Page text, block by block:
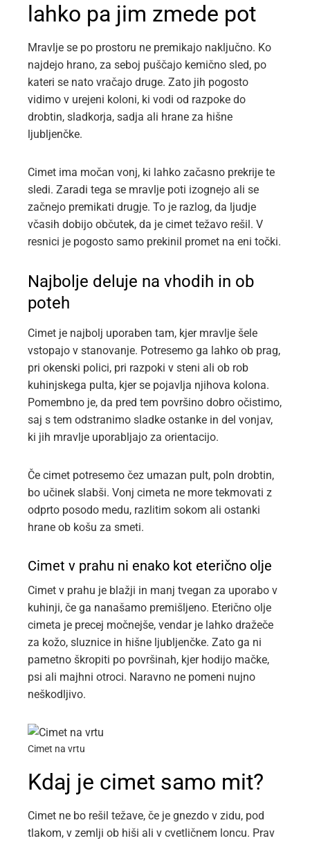
lahko pa jim zmede pot
Mravlje se po prostoru ne premikajo naključno. Ko
najdejo hrano, za seboj puščajo kemično sled, po
kateri se nato vračajo druge. Zato jih pogosto
vidimo v urejeni koloni, ki vodi od razpoke do
drobtin, sladkorja, sadja ali hrane za hišne
ljubljenčke.
Cimet ima močan vonj, ki lahko začasno prekrije te
sledi. Zaradi tega se mravlje poti izognejo ali se
začnejo premikati drugje. To je razlog, da ljudje
včasih dobijo občutek, da je cimet težavo rešil. V
resnici je pogosto samo prekinil promet na eni točki.
Najbolje deluje na vhodih in ob
poteh
Cimet je najbolj uporaben tam, kjer mravlje šele
vstopajo v stanovanje. Potresemo ga lahko ob prag,
pri okenski polici, pri razpoki v steni ali ob rob
kuhinjskega pulta, kjer se pojavlja njihova kolona.
Pomembno je, da pred tem površino dobro očistimo,
saj s tem odstranimo sladke ostanke in del vonjav,
ki jih mravlje uporabljajo za orientacijo.
Če cimet potresemo čez umazan pult, poln drobtin,
bo učinek slabši. Vonj cimeta ne more tekmovati z
odprto posodo medu, razlitim sokom ali ostanki
hrane ob košu za smeti.
Cimet v prahu ni enako kot eterično olje
Cimet v prahu je blažji in manj tvegan za uporabo v
kuhinji, če ga nanašamo premišljeno. Eterično olje
cimeta je precej močnejše, vendar je lahko dražeče
za kožo, sluznice in hišne ljubljenčke. Zato ga ni
pametno škropiti po površinah, kjer hodijo mačke,
psi ali majhni otroci. Naravno ne pomeni nujno
neškodljivo.
Cimet na vrtu
Kdaj je cimet samo mit?
Cimet ne bo rešil težave, če je gnezdo v zidu, pod
tlakom, v zemlji ob hiši ali v cvetličnem loncu. Prav